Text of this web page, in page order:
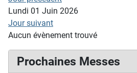
Lundi 01 Juin 2026
Jour suivant
Aucun évènement trouvé
Prochaines Messes